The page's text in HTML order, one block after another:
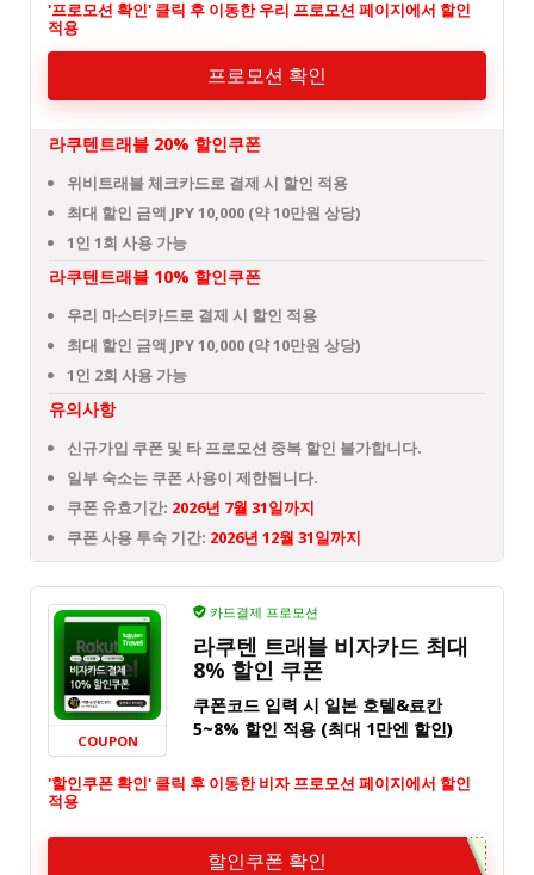
'프로모션 확인' 클릭 후 이동한 우리 프로모션 페이지에서 할인
적용
프로모션 확인
라쿠텐트래블 20% 할인쿠폰
위비트래블 체크카드로 결제 시 할인 적용
최대 할인 금액 JPY 10,000 (약 10만원 상당)
1인 1회 사용 가능
라쿠텐트래블 10% 할인쿠폰
우리 마스터카드로 결제 시 할인 적용
최대 할인 금액 JPY 10,000 (약 10만원 상당)
1인 2회 사용 가능
유의사항
신규가입 쿠폰 및 타 프로모션 중복 할인 불가합니다.
일부 숙소는 쿠폰 사용이 제한됩니다.
쿠폰 유효기간: 2026년 7월 31일까지
쿠폰 사용 투숙 기간: 2026년 12월 31일까지
COUPON
카드결제 프로모션
라쿠텐 트래블 비자카드 최대
8% 할인 쿠폰
쿠폰코드 입력 시 일본 호텔&료칸
5~8% 할인 적용 (최대 1만엔 할인)
'할인쿠폰 확인' 클릭 후 이동한 비자 프로모션 페이지에서 할인
적용
할인쿠폰 확인